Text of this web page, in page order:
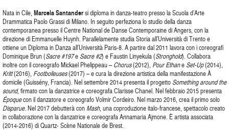
Nata in Cile, Marcela Santandersi diploma in danza-teatro presso la Scuola d’Arte
Drammatica Paolo Grassi di Milano. In seguito perfeziona lo studio della danza
contemporanea presso il Centre National de Danse Contemporaine di Angers, con la
direzione di Emmanuelle Huynh. Parallelamente studia Storia all’Università di Trento e
ottiene un Diploma in Danza all’Università Paris-8. A partire dal 2011 lavora con i coreografi
Dominique Brun (Sacre #197e Sacre #2) e Faustin Linyekula (Stronghold). Collabora
inoltre con il coreografo Mickael Phelippeau – Chorus(2012), Pour Ethane Set-Up(2014),
Kritt(2016), Footbolleuses(2017) – e cura la direzione artistica della manifestazione À
domicile (Guissény, Francia). Nel settembre 2014 presenta il progetto Something around the
sound, firmato con la danzatrice e coreografa Clarisse Chanel. Nel febbraio 2015 presenta
Époquecon il danzatore e coreografo Volmir Cordeiro. Nel marzo 2016, crea il primo solo
Disparue. Nel 2017 debutterà con Mash, una coproduzione italo-francese, spettacolo creato
in collaborazione con la danzatrice e coreografa Annamaria Ajmone. È artista associata
(2014-2016) di Quartz- Scène Nationale de Brest.